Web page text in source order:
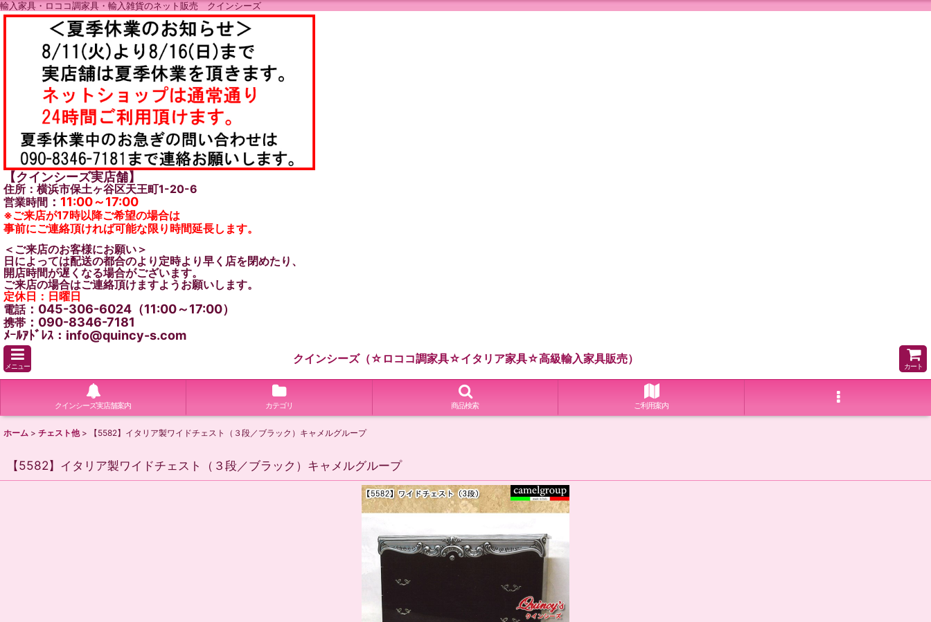
輸入家具・ロココ調家具・輸入雑貨のネット販売 クインシーズ
【クインシーズ実店舗】
住所：横浜市保土ヶ谷区天王町1-20-6
営業時間 ： 11:00～17:00
※ご来店が17時以降ご希望の場合は
事前にご連絡頂ければ可能な限り時間延長します。
＜ご来店のお客様にお願い＞
日によっては配送の都合のより定時より早く店を閉めたり、
開店時間が遅くなる場合がございます。
ご来店の場合はご連絡頂けますようお願いします。
定休日：日曜日
電話：045-306-6024（11:00～17:00）
携帯 ：090-8346-7181
ﾒｰﾙｱﾄﾞﾚｽ：info@quincy-s.com
メニュー
クインシーズ（☆ロココ調家具☆イタリア家具☆高級輸入家具販売）
カート
クインシーズ実店舗案内 カテゴリ 商品検索 ご利用案内
ホーム > チェスト他 > 【5582】イタリア製ワイドチェスト（３段／ブラック）キャメルグループ
【5582】イタリア製ワイドチェスト（３段／ブラック）キャメルグループ